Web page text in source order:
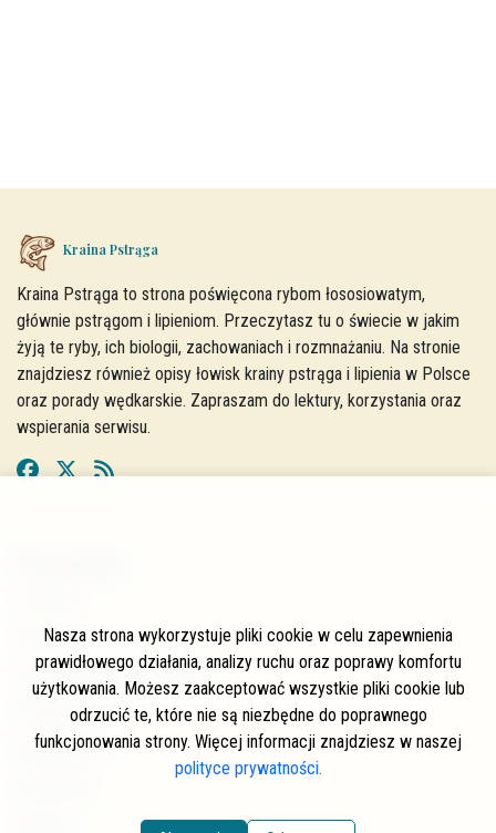
Kraina Pstrąga
Kraina Pstrąga to strona poświęcona rybom łososiowatym,
głównie pstrągom i lipieniom. Przeczytasz tu o świecie w jakim
żyją te ryby, ich biologii, zachowaniach i rozmnażaniu. Na stronie
znajdziesz również opisy łowisk krainy pstrąga i lipienia w Polsce
oraz porady wędkarskie. Zapraszam do lektury, korzystania oraz
wspierania serwisu.
Autorzy
Często zadawane pytania
Współpraca
Wspierający
Nasza strona wykorzystuje pliki cookie w celu zapewnienia
prawidłowego działania, analizy ruchu oraz poprawy komfortu
użytkowania. Możesz zaakceptować wszystkie pliki cookie lub
odrzucić te, które nie są niezbędne do poprawnego
funkcjonowania strony. Więcej informacji znajdziesz w naszej
polityce prywatności.